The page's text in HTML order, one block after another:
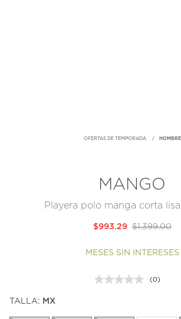
OFERTAS DE TEMPORADA HOMBRE
MANGO
Playera polo manga corta
$1,399.00
$993.29
MESES SIN INTERESES
Sin
(0)
TALLA: MX